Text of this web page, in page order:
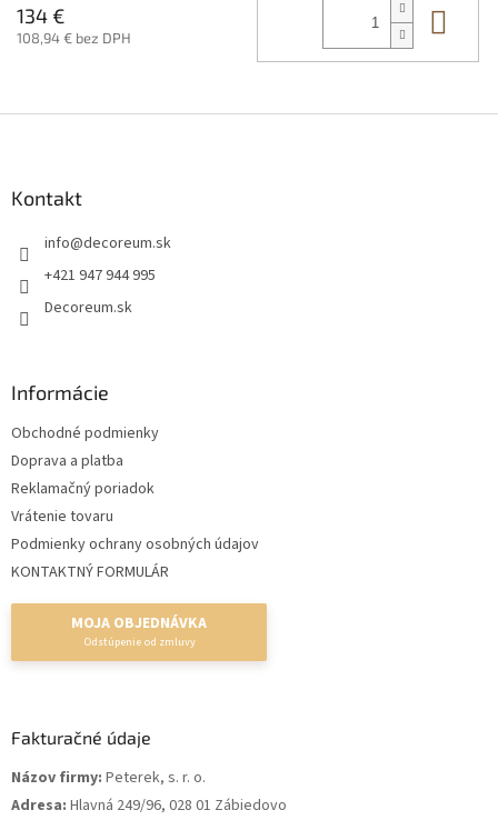
134 €
108,94 € bez DPH
Kontakt
info@decoreum.sk
+421 947 944 995
Decoreum.sk
Informácie
Obchodné podmienky
Doprava a platba
Reklamačný poriadok
Vrátenie tovaru
Podmienky ochrany osobných údajov
KONTAKTNÝ FORMULÁR
MOJA OBJEDNÁVKA
Fakturačné údaje
Názov firmy: Peterek, s. r. o.
Adresa: Hlavná 249/96, 028 01 Zábiedovo